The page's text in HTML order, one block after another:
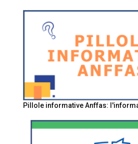
Pillole informative Anffas: